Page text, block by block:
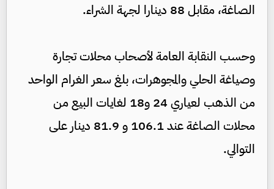
الصاغة، مقابل 88 دينارا لجهة الشراء.
وحسب النقابة العامة لأصحاب محلات تجارة
وصياغة الحلي والمجوهرات، بلغ سعر الغرام الواحد
من الذهب لعياري 24 و18 لغايات البيع من
محلات الصاغة عند 106.1 و 81.9 دينار على
التوالي.